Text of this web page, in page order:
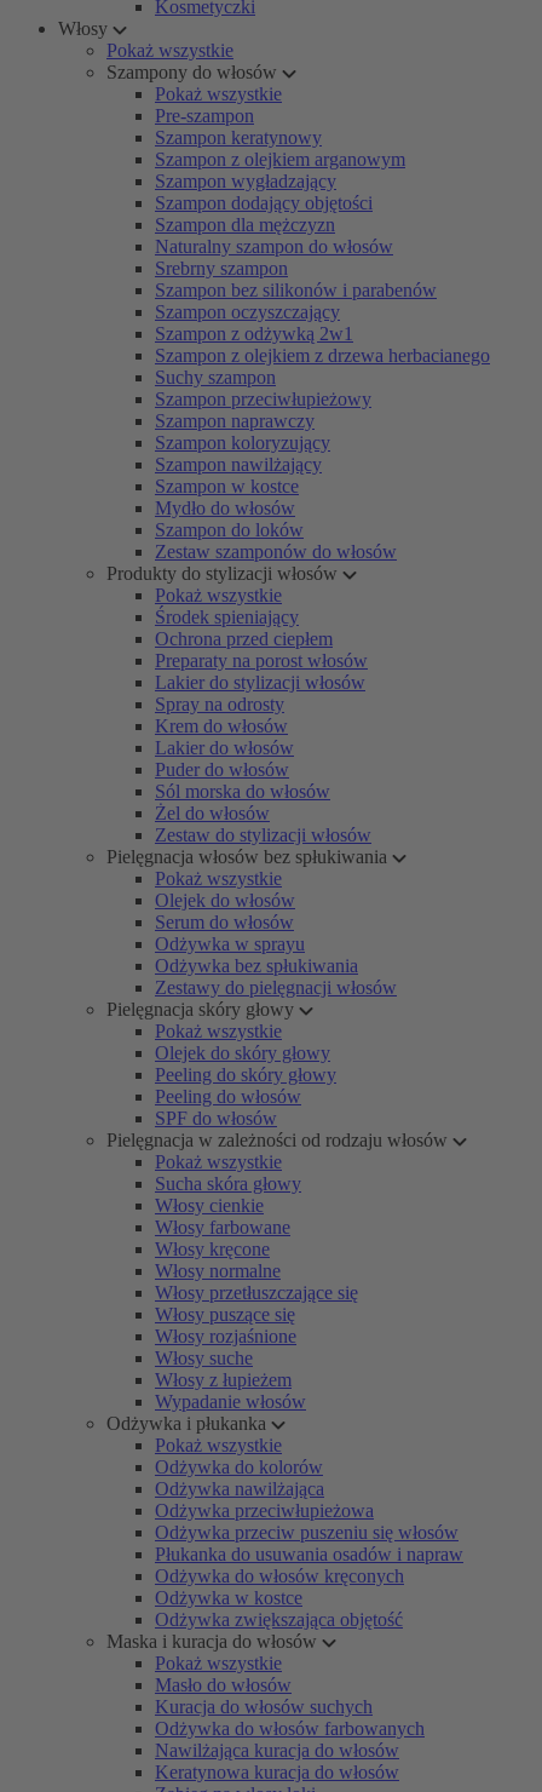
Kosmetyczki
Włosy
Pokaż wszystkie
Szampony do włosów
Pokaż wszystkie
Pre-szampon
Szampon keratynowy
Szampon z olejkiem arganowym
Szampon wygładzający
Szampon dodający objętości
Szampon dla mężczyzn
Naturalny szampon do włosów
Srebrny szampon
Szampon bez silikonów i parabenów
Szampon oczyszczający
Szampon z odżywką 2w1
Szampon z olejkiem z drzewa herbacianego
Suchy szampon
Szampon przeciwłupieżowy
Szampon naprawczy
Szampon koloryzujący
Szampon nawilżający
Szampon w kostce
Mydło do włosów
Szampon do loków
Zestaw szamponów do włosów
Produkty do stylizacji włosów
Pokaż wszystkie
Środek spieniający
Ochrona przed ciepłem
Preparaty na porost włosów
Lakier do stylizacji włosów
Spray na odrosty
Krem do włosów
Lakier do włosów
Puder do włosów
Sól morska do włosów
Żel do włosów
Zestaw do stylizacji włosów
Pielęgnacja włosów bez spłukiwania
Pokaż wszystkie
Olejek do włosów
Serum do włosów
Odżywka w sprayu
Odżywka bez spłukiwania
Zestawy do pielęgnacji włosów
Pielęgnacja skóry głowy
Pokaż wszystkie
Olejek do skóry głowy
Peeling do skóry głowy
Peeling do włosów
SPF do włosów
Pielęgnacja w zależności od rodzaju włosów
Pokaż wszystkie
Sucha skóra głowy
Włosy cienkie
Włosy farbowane
Włosy kręcone
Włosy normalne
Włosy przetłuszczające się
Włosy puszące się
Włosy rozjaśnione
Włosy suche
Włosy z łupieżem
Wypadanie włosów
Odżywka i płukanka
Pokaż wszystkie
Odżywka do kolorów
Odżywka nawilżająca
Odżywka przeciwłupieżowa
Odżywka przeciw puszeniu się włosów
Płukanka do usuwania osadów i napraw
Odżywka do włosów kręconych
Odżywka w kostce
Odżywka zwiększająca objętość
Maska i kuracja do włosów
Pokaż wszystkie
Masło do włosów
Kuracja do włosów suchych
Odżywka do włosów farbowanych
Nawilżająca kuracja do włosów
Keratynowa kuracja do włosów